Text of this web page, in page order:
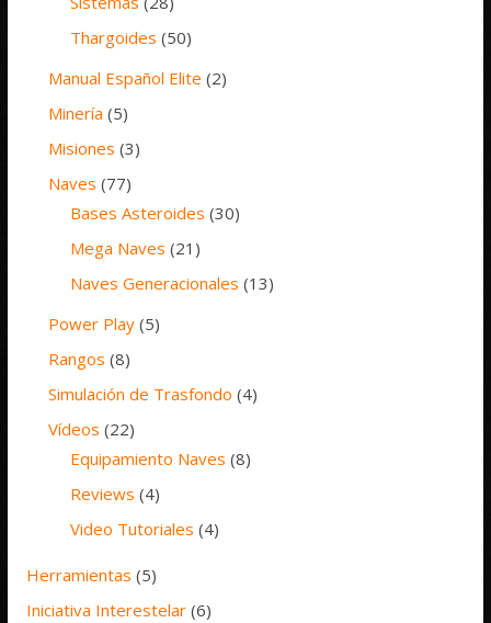
Thargoides (50)
Manual Español Elite (2)
Minería (5)
Misiones (3)
Naves (77)
Bases Asteroides (30)
Mega Naves (21)
Naves Generacionales (13)
Power Play (5)
Rangos (8)
Simulación de Trasfondo (4)
Vídeos (22)
Equipamiento Naves (8)
Reviews (4)
Video Tutoriales (4)
Herramientas (5)
Iniciativa Interestelar (6)